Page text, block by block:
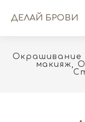
ДЕЛАЙ БРОВИ
Окрашивание
макияж,